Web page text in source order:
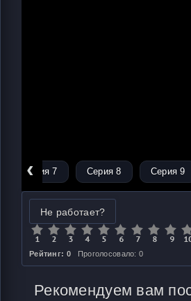
‹
Серия 7 Серия 8 Серия 9
Не работает?
Рейтинг: 0 Проголосовало: 0
Рекомендуем вам